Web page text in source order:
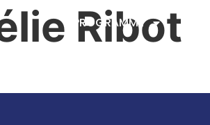
PROGRAMME
Ribot